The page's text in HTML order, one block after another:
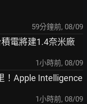
59分鐘前, 08/09
電將建1.4奈米廠
1小時前, 08/09
！Apple Intelligence
1小時前, 08/09